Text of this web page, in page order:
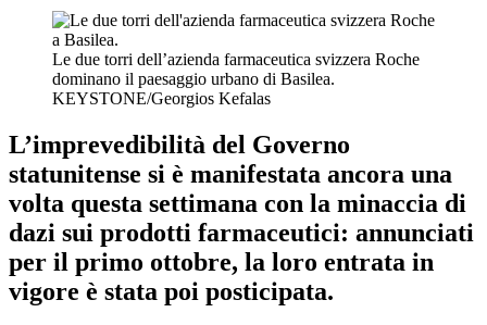
Le due torri dell’azienda farmaceutica svizzera Roche
dominano il paesaggio urbano di Basilea.
KEYSTONE/Georgios Kefalas
L’imprevedibilità del Governo
statunitense si è manifestata ancora una
volta questa settimana con la minaccia di
dazi sui prodotti farmaceutici: annunciati
per il primo ottobre, la loro entrata in
vigore è stata poi posticipata.